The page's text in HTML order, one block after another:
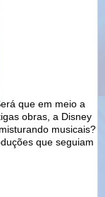
que em meio a
obras, a Disney
musicais?
que seguiam